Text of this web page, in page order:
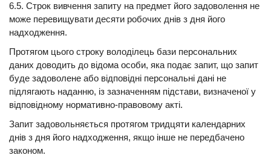
6.5. Строк вивчення запиту на предмет його задоволення не
може перевищувати десяти робочих днів з дня його
надходження.
Протягом цього строку володілець бази персональних
даних доводить до відома особи, яка подає запит, що запит
буде задоволене або відповідні персональні дані не
підлягають наданню, із зазначенням підстави, визначеної у
відповідному нормативно-правовому акті.
Запит задовольняється протягом тридцяти календарних
днів з дня його надходження, якщо інше не передбачено
законом.